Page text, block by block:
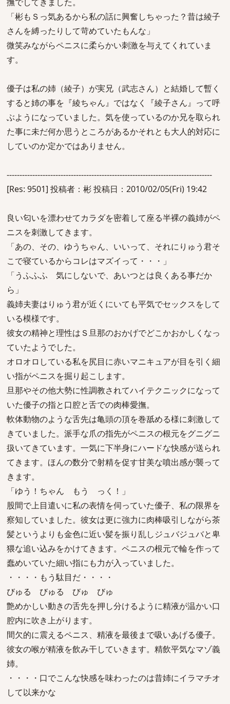
「彬もＳっ気あるから私の話に興奮しちゃった？昔は綾子
さんを縛ったりして苛めていたもんな」
微笑みながらペニスに柔らかい刺激を与えてくれていま
す。
優子は私の姉（綾子）が実兄（武志さん）と結婚して暫く
すると姉の事を『綾ちゃん』ではなく『綾子さん』って呼
ぶようになっていました。気を使っているのか兄を取られ
た事に未だ何か思うところがあるかそれとも大人的対応に
していのか定かではありません。
--------------------------------------------------------------------------------
[Res: 9501] 投稿者：彬 投稿日：2010/02/05(Fri) 19:42
良い匂いを漂わせてカラダを密着して座る半裸の義姉がペ
ニスを刺激してきます。
「あの、その、ゆうちゃん、いいって、それにりゅう君そ
こで寝ているからコレはマズイって・・・」
「うふふふ 気にしないで、あいつとは良くある事だか
ら」
義姉夫妻はりゅう君が近くにいても平気でセックスをして
いる模様です。
彼女の精神と理性はＳ旦那のおかげでどこかおかしくなっ
ていたようでした。
オロオロしている私を尻目に赤いマニキュアが目を引く細
い指がペニスを掘り起こします。
旦那やその他大勢に性調教されてハイテクニックになって
いた優子の指と口腔と舌での肉棒愛撫。
軟体動物のような舌先は亀頭の頂を巻舐める様に刺激して
きていました。派手な爪の指先がペニスの根元をグニグニ
扱いてきています。一気に下半身にハードな快感が送られ
てきます。ほんの数分で射精を促す甘美な噴出感が襲って
きます。
「ゆう！ちゃん もう っく！」
股間で上目遣いに私の表情を伺っていた優子、私の限界を
察知していました。彼女は更に強力に肉棒吸引しながら茶
髪というよりも金色に近い髪を振り乱しジュバジュバと卑
猥な追い込みをかけてきます。ペニスの根元で輪を作って
蠢めいていた細い指にも力が入っていました。
・・・・もう駄目だ・・・・
びゅる びゅる びゅ びゅ
艶めかしい動きの舌先を押し分けるように精液が温かい口
腔内に吹き上がります。
間欠的に震えるペニス、精液を最後まで吸いあげる優子。
彼女の喉が精液を飲み干していきます。精飲平気なマゾ義
姉。
・・・・口でこんな快感を味わったのは昔姉にイラマチオ
して以来かな